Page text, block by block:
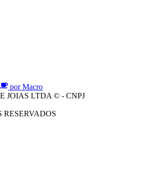
por Macro
JOIAS LTDA © - CNPJ
RESERVADOS